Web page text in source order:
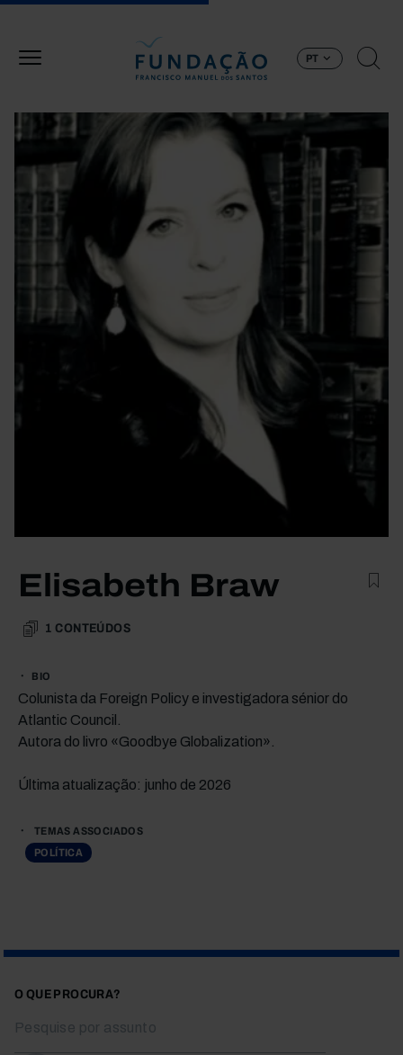
PT
Elisabeth Braw
1 CONTEÚDOS
BIO
Colunista da Foreign Policy e investigadora sénior do
Atlantic Council.
Autora do livro «Goodbye Globalization».
Última atualização: junho de 2026
TEMAS ASSOCIADOS
POLÍTICA
O QUE PROCURA?